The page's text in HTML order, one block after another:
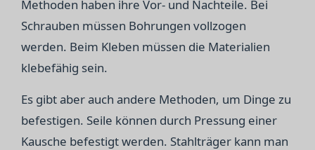
Methoden haben ihre Vor- und Nachteile. Bei
Schrauben müssen Bohrungen vollzogen
werden. Beim Kleben müssen die Materialien
klebefähig sein.
Es gibt aber auch andere Methoden, um Dinge zu
befestigen. Seile können durch Pressung einer
Kausche befestigt werden. Stahlträger kann man